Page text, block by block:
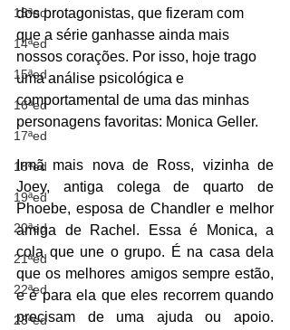
13ªed
14ªed
15ªed
16ªed
17ªed
18ªed
19ªed
20ªed
21ªed
22ªed
23ªed
dos protagonistas, que fizeram com
que a série ganhasse ainda mais
nossos corações. Por isso, hoje trago
uma análise psicológica e
comportamental de uma das minhas
personagens favoritas: Monica Geller.
Irmã mais nova de Ross, vizinha de
Joey, antiga colega de quarto de
Phoebe, esposa de Chandler e melhor
amiga de Rachel. Essa é Monica, a
cola que une o grupo. É na casa dela
que os melhores amigos sempre estão,
e é para ela que eles recorrem quando
precisam de uma ajuda ou apoio.